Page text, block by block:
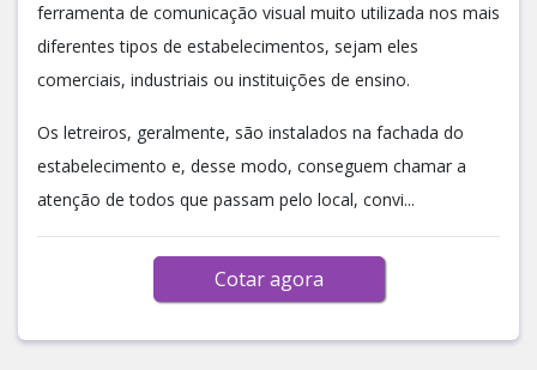
ferramenta de comunicação visual muito utilizada nos mais
diferentes tipos de estabelecimentos, sejam eles
comerciais, industriais ou instituições de ensino.
Os letreiros, geralmente, são instalados na fachada do
estabelecimento e, desse modo, conseguem chamar a
atenção de todos que passam pelo local, convi...
Cotar agora